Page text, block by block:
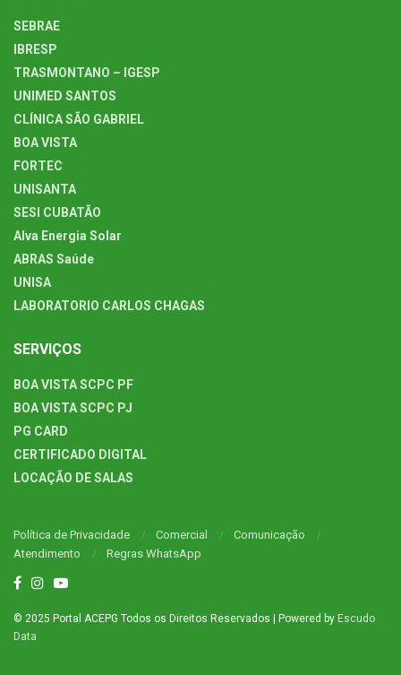
SEBRAE
IBRESP
TRASMONTANO – IGESP
UNIMED SANTOS
CLÍNICA SÃO GABRIEL
BOA VISTA
FORTEC
UNISANTA
SESI CUBATÃO
Alva Energia Solar
ABRAS Saúde
UNISA
LABORATORIO CARLOS CHAGAS
SERVIÇOS
BOA VISTA SCPC PF
BOA VISTA SCPC PJ
PG CARD
CERTIFICADO DIGITAL
LOCAÇÃO DE SALAS
Política de Privacidade Comercial
Comunicação
Atendimento
Regras WhatsApp
© 2025 Portal ACEPG Todos os Direitos Reservados | Powered by Escudo
Data